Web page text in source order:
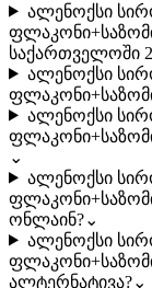
ალენოქსი
საქართველოში
ალენოქსი
ალენოქსი
⌄
ალენოქსი
ონლაინ?⌄
ალენოქსი
ალტერნატივა?⌄